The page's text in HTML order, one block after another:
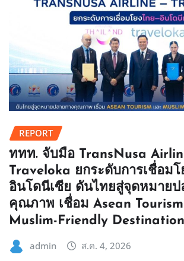
REPORT
ททท. จับมือ TransNusa
Traveloka ยกระดับการเชื่อมโ
อินโดนีเซีย ดันไทยสู่จุดหมายป
คุณภาพ เชื่อม Asean
Muslim-Friendly Destination
admin ส.ค. 4, 2026